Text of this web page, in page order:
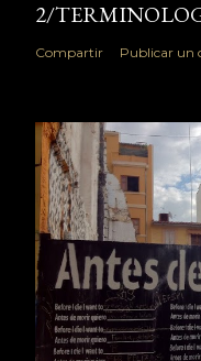
2/
Compartir Publicar un